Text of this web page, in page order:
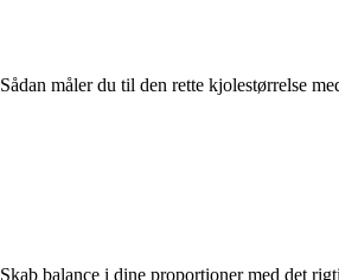
Sådan måler du til den rette kjolestørrelse
Skab balance i dine proportioner med det